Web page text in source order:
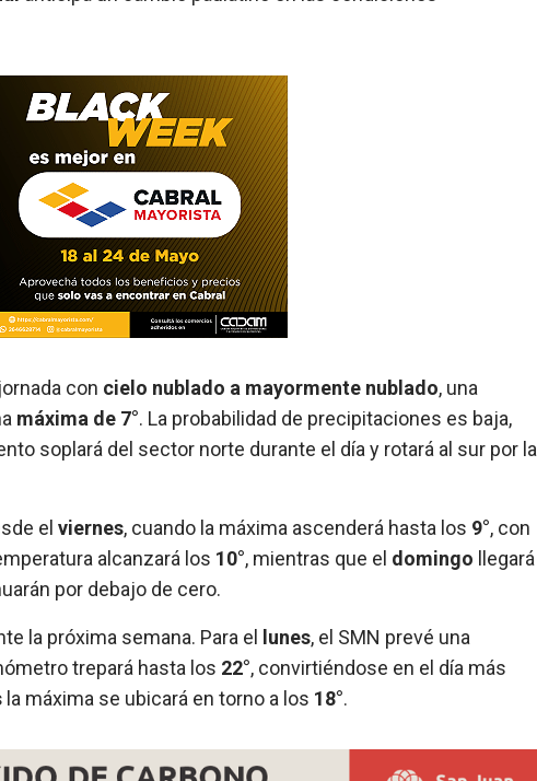
con cielo nublado a mayormente nublado, una
máxima de 7°. La probabilidad de precipitaciones es baja,
soplará del sector norte durante el día y rotará al sur por la
elviernes, cuando la máxima ascenderá hasta los 9°, con
alcanzará los 10°, mientras que el domingo llegará
por debajo de cero.
la próxima semana. Para el lunes, el SMN prevé una
trepará hasta los 22°, convirtiéndose en el día más
la máxima se ubicará en torno a los 18°.